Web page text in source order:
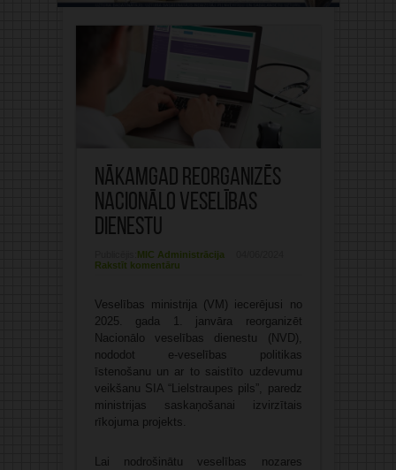
Nākamgad reorganizēs
Nacionālo veselības
dienestu
MIC Administrācija
Rakstīt komentāru
Veselības ministrija (VM) iecerējusi no
2025. gada 1. janvāra reorganizēt
Nacionālo veselības dienestu (NVD),
nododot e-veselības politikas
īstenošanu un ar to saistīto uzdevumu
veikšanu SIA “Lielstraupes pils”, paredz
ministrijas saskaņošanai izvirzītais
rīkojuma projekts.
Lai nodrošinātu veselības nozares